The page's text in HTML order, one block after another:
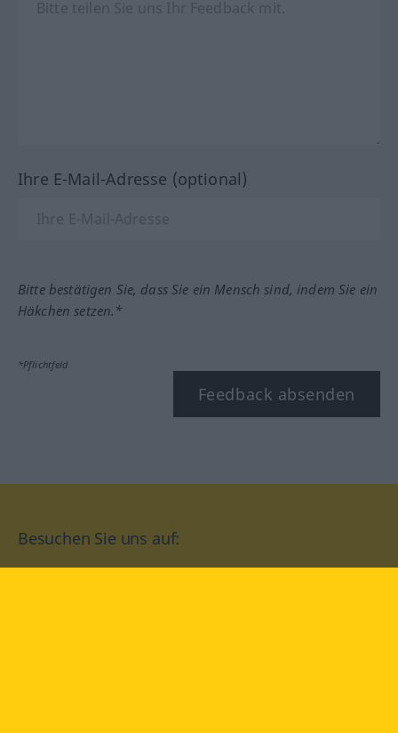
Ihre E-Mail-Adresse (optional)
Bitte bestätigen Sie, dass Sie ein Mensch sind, indem Sie ein
Häkchen setzen.*
*Pflichtfeld
Feedback absenden
Besuchen Sie uns auf: